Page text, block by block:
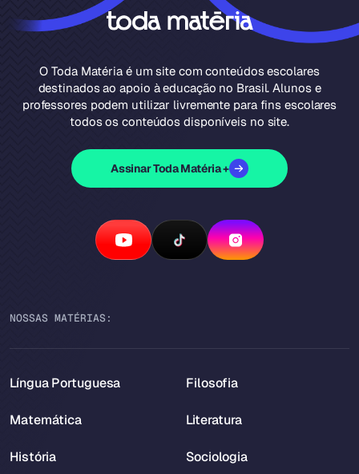
O Toda Matéria é um site com conteúdos escolares
destinados ao apoio à educação no Brasil. Alunos e
professores podem utilizar livremente para fins escolares
todos os conteúdos disponíveis no site.
Assinar Toda Matéria +
NOSSAS MATÉRIAS:
Língua Portuguesa
Matemática
História
Filosofia
Literatura
Sociologia